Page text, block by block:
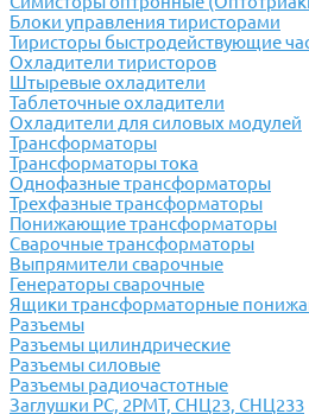
Блоки управления тиристорами
Тиристоры быстродействующие
Охладители тиристоров
Штыревые охладители
Таблеточные охладители
Охладители для силовых модулей
Трансформаторы
Трансформаторы тока
Однофазные трансформаторы
Трехфазные трансформаторы
Понижающие трансформаторы
Сварочные трансформаторы
Выпрямители сварочные
Генераторы сварочные
Ящики трансформаторные
Разъемы
Разъемы цилиндрические
Разъемы силовые
Разъемы радиочастотные
Заглушки РС, 2РМТ, СНЦ23, СНЦ233